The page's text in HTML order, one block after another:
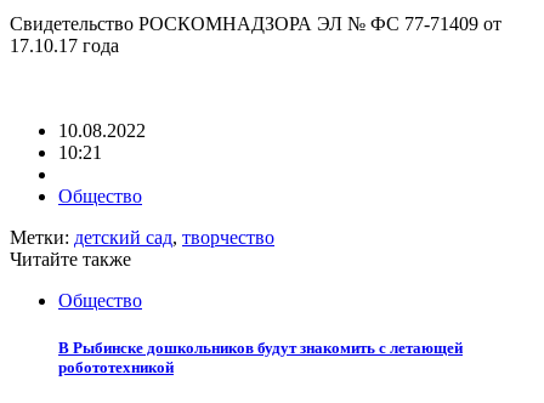
Свидетельство РОСКОМНАДЗОРА ЭЛ № ФС 77-71409 от
17.10.17 года
10.08.2022
10:21
Общество
Метки: детский сад, творчество
Читайте также
Общество
В Рыбинске дошкольников будут знакомить с летающей
робототехникой